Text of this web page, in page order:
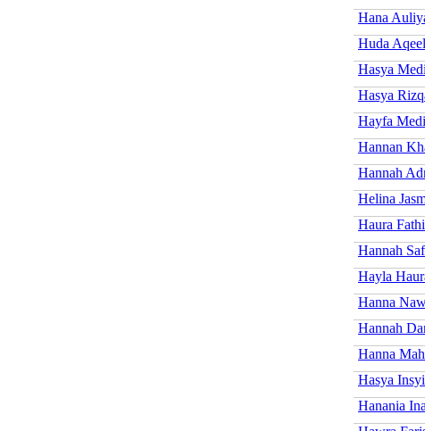
Hana
Huda
Hasya
Hasya
Hayfa
Hannan
Hannah
Helina
Haura
Hannah
Hayla
Hanna
Hannah
Hanna
Hasya
Hanania